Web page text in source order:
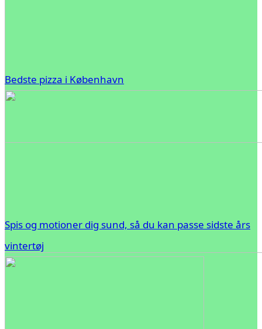
Bedste pizza i København
Spis og motioner dig sund, så du kan passe sidste års
vintertøj